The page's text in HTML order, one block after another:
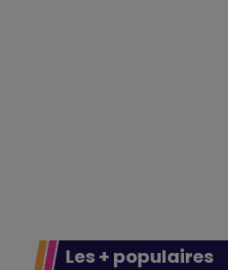
Les + populaires